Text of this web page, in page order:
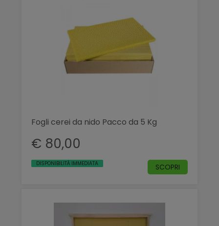
Fogli cerei da nido Pacco da 5 Kg
€ 80,00
DISPONIBILITÀ IMMEDIATA SCOPRI